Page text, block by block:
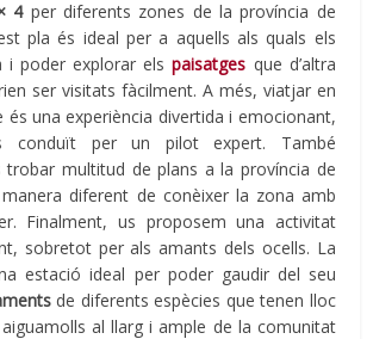
4per diferents zones de la província de
pla és ideal per a aquells als quals els
i poder explorar elspaisatges que d’altra
ser visitats fàcilment. A més, viatjar en
és una experiència divertida i emocionant,
conduït per un pilot expert. També
multitud de plans a la província de
diferent de conèixer la zona amb
Finalment, us proposem una activitat
sobretot per als amants dels ocells. La
estació ideal per poder gaudir del seu
de diferents espècies que tenen lloc
al llarg i ample de la comunitat